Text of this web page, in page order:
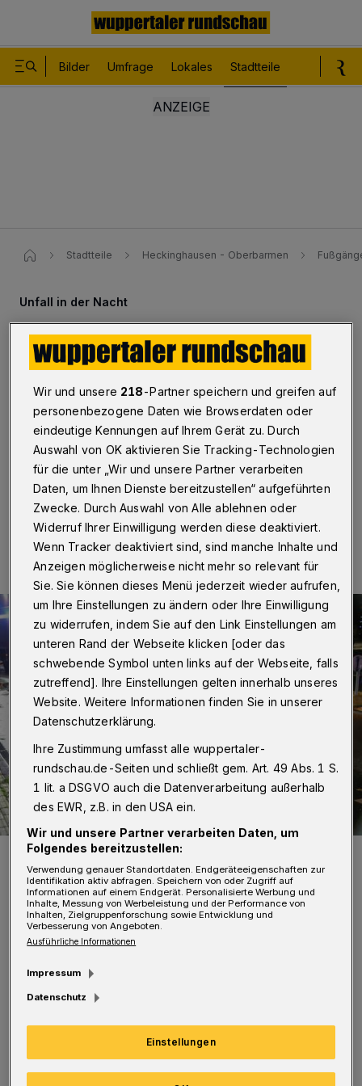
Bilder Umfrage Lokales Stadtteile
Stadtteile Heckinghausen - Oberbarmen
Unfall in der Nacht
Fußgänger an Übergang von
Wagen erfasst
Wuppertal·Ein 59 Jahre alter Fußgänger ist am
Freitagabend (1. Oktober 2021) gegen 22:30 Uhr auf
der Dahler Straße von einem Wagen erfasst worden. Er
musste in eine Klinik.
02.10.2021 , 13:30 Uhr Eine Minute Lesezeit
Die Szenerie am späten Abend.
Foto: Christoph Petersen
Der Mann wollte auf Höhe Höfen die Fahrbahn
an einer zu diesem Zeitpunkt ausgeschalteten
Ampel überqueren. Das bemerkte eine 31 Jahre
alte Wuppertalerin in ihrem Mercedes zu spät.
Der Fußgänger wurde auf die Motorhaube
Wir und unsere 218-Partner speichern und greifen auf
personenbezogene Daten wie Browserdaten oder
eindeutige Kennungen auf Ihrem Gerät zu. Durch
Auswahl von OK aktivieren Sie Tracking-Technologien
für die unter „Wir und unsere Partner verarbeiten
Daten, um Ihnen Dienste bereitzustellen“ aufgeführten
Zwecke. Durch Auswahl von Alle ablehnen oder
Widerruf Ihrer Einwilligung werden diese deaktiviert.
Wenn Tracker deaktiviert sind, sind manche Inhalte und
Anzeigen möglicherweise nicht mehr so relevant für
Sie. Sie können dieses Menü jederzeit wieder aufrufen,
um Ihre Einstellungen zu ändern oder Ihre Einwilligung
zu widerrufen, indem Sie auf den Link Einstellungen am
unteren Rand der Webseite klicken [oder das
schwebende Symbol unten links auf der Webseite, falls
zutreffend]. Ihre Einstellungen gelten innerhalb unseres
Website. Weitere Informationen finden Sie in unserer
Datenschutzerklärung.
Ihre Zustimmung umfasst alle wuppertaler-
rundschau.de-Seiten und schließt gem. Art. 49 Abs. 1 S.
1 lit. a DSGVO auch die Datenverarbeitung außerhalb
des EWR, z.B. in den USA ein.
Wir und unsere Partner verarbeiten Daten, um
Folgendes bereitzustellen:
Verwendung genauer Standortdaten. Endgeräteeigenschaften zur
Identifikation aktiv abfragen. Speichern von oder Zugriff auf
Informationen auf einem Endgerät. Personalisierte Werbung und
Inhalte, Messung von Werbeleistung und der Performance von
Inhalten, Zielgruppenforschung sowie Entwicklung und
Verbesserung von Angeboten.
Ausführliche Informationen
Impressum
Datenschutz
Einstellungen